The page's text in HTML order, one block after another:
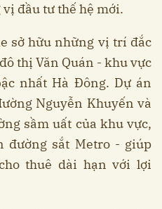
đầu tư thế hệ mới.
sở hữu những vị trí đắc
thị Văn Quán - khu vực
nhất Hà Đông. Dự án
Nguyễn Khuyến và
sầm uất của khu vực,
đường sắt Metro - giúp
thuê dài hạn với lợi